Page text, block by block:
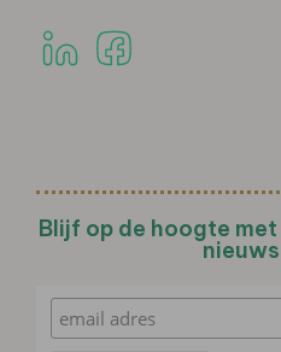
Blijf op de hoogte